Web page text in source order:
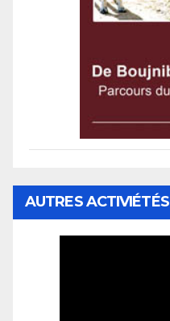
AUTRES ACTIVIÉTÉS